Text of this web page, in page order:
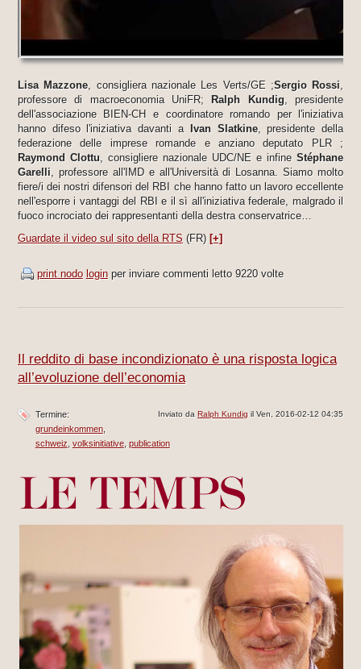
Lisa Mazzone, consigliera nazionale Les Verts/GE ;Sergio Rossi
professore di macroeconomia UniFR;
Ralph Kundig, presidente
dell'associazione BIEN-CH e coordinatore romando per l'iniziativa
hanno difeso l'iniziativa davanti a
Ivan Slatkine, presidente della
federazione delle imprese romande e anziano deputato PLR ;
Raymond Clottu, consigliere nazionale UDC/NE e infineStéphane
Garelli, professore all'IMD e all'Università di Losanna. Siamo molto
fiere/i dei nostri difensori del RBI che hanno fatto un lavoro eccellente
nell'esporre i vantaggi del RBI e il sì all'iniziativa federale, malgrado il
fuoco incrociato dei rappresentanti della destra conservatrice…
Guardate il video sul sito della RTS(FR) [+]
print nodo loginper inviare commenti letto 9220 volte
Il reddito di base incondizionato è una risposta logica
all’evoluzione dell’economia
Inviato daRalph Kundig il Ven, 2016-02-12 04:35
Termine:
grundeinkommen
schweiz volksinitiative publication